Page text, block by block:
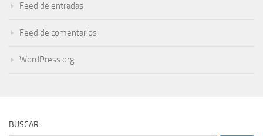
Feed de entradas
Feed de comentarios
WordPress.org
BUSCAR